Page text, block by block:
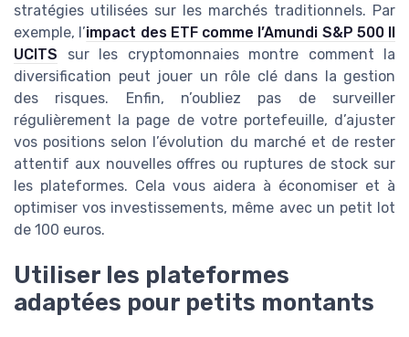
stratégies utilisées sur les marchés traditionnels. Par
exemple, l’impact des ETF comme l’Amundi S&P 500 II
UCITS sur les cryptomonnaies montre comment la
diversification peut jouer un rôle clé dans la gestion
des risques. Enfin, n’oubliez pas de surveiller
régulièrement la page de votre portefeuille, d’ajuster
vos positions selon l’évolution du marché et de rester
attentif aux nouvelles offres ou ruptures de stock sur
les plateformes. Cela vous aidera à économiser et à
optimiser vos investissements, même avec un petit lot
de 100 euros.
Utiliser les plateformes
adaptées pour petits montants